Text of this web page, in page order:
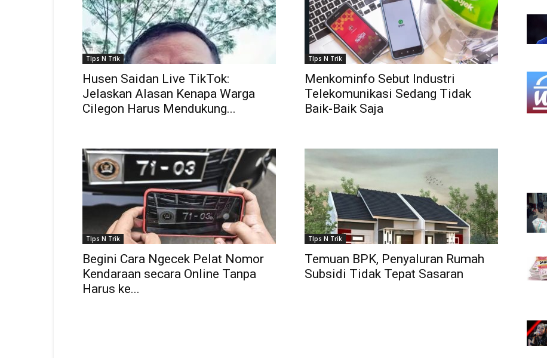
TIps N Trik
Husen Saidan Live TikTok:
Jelaskan Alasan Kenapa Warga
Cilegon Harus Mendukung...
TIps N Trik
Menkominfo Sebut Industri
Telekomunikasi Sedang Tidak
Baik-Baik Saja
TIps N Trik
Begini Cara Ngecek Pelat Nomor
Kendaraan secara Online Tanpa
Harus ke...
TIps N Trik
Temuan BPK, Penyaluran Rumah
Subsidi Tidak Tepat Sasaran